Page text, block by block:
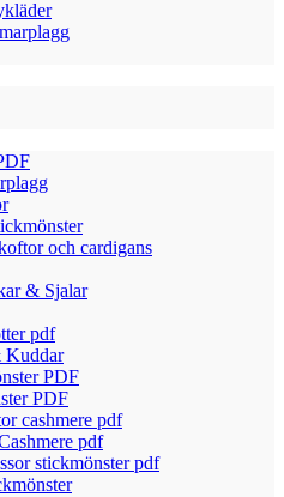
och cardigans
& Sjalar
pdf
Kuddar
PDF
PDF
cashmere pdf
pdf
stickmönster pdf